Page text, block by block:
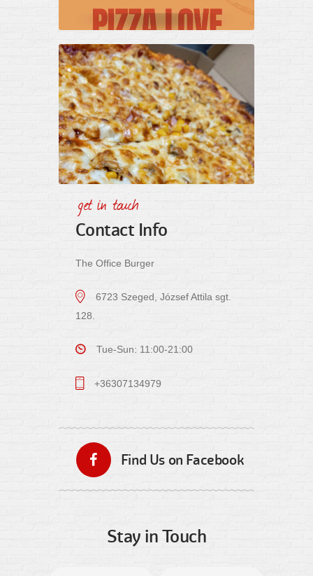
get in touch
Contact Info
The Office Burger
6723 Szeged, József Attila sgt.
128.
Tue-Sun: 11:00-21:00
+36307134979
Find Us on Facebook
Stay in Touch